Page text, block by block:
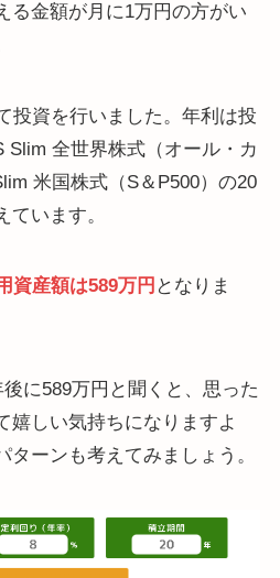
る金額が月に1万円の方がい
投資を行いました。年利は投
Slim 全世界株式（オール・カ
米国株式（S＆P500）の20
います。
資産額は589万円 となりま
に589万円と聞くと、思った
嬉しい気持ちになりますよ
ーンも考えてみましょう。